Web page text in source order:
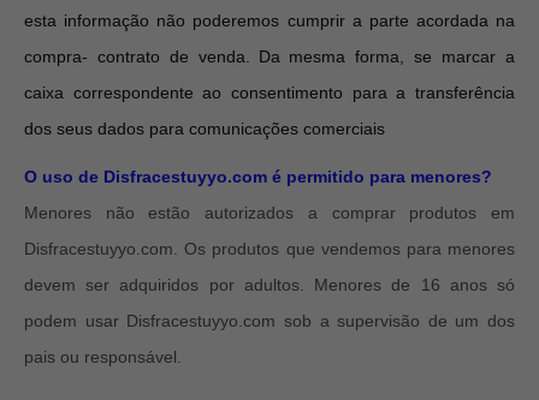
esta informação não poderemos cumprir a parte acordada na
compra- contrato de venda.
Da mesma forma, se marcar a
caixa correspondente ao consentimento para a transferência
dos seus dados para comunicações comerciais
O uso de Disfracestuyyo.com é permitido para menores?
Menores não estão autorizados a comprar produtos em
Disfracestuyyo.com. Os produtos que vendemos para menores
devem ser adquiridos por adultos. Menores de 16 anos só
podem usar Disfracestuyyo.com sob a supervisão de um dos
pais ou responsável.